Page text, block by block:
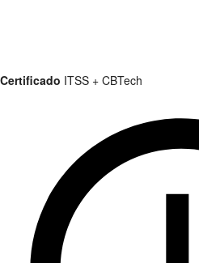
Certificado ITSS + CBTech